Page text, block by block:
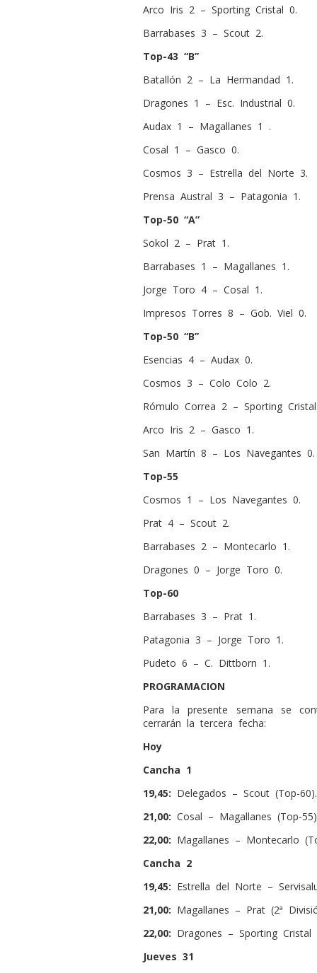
Arco Iris 2 – Sporting Cristal 0.
Barrabases 3 – Scout 2.
Top-43 “B”
Batallón 2 – La Hermandad 1.
Dragones 1 – Esc. Industrial 0.
Audax 1 – Magallanes 1 .
Cosal 1 – Gasco 0.
Cosmos 3 – Estrella del Norte 3.
Prensa Austral 3 – Patagonia 1.
Top-50 “A”
Sokol 2 – Prat 1.
Barrabases 1 – Magallanes 1.
Jorge Toro 4 – Cosal 1.
Impresos Torres 8 – Gob. Viel 0.
Top-50 “B”
Esencias 4 – Audax 0.
Cosmos 3 – Colo Colo 2.
Rómulo Correa 2 – Sporting
Arco Iris 2 – Gasco 1.
San Martín 8 – Los Navegantes 0.
Top-55
Cosmos 1 – Los Navegantes 0.
Prat 4 – Scout 2.
Barrabases 2 – Montecarlo 1.
Dragones 0 – Jorge Toro 0.
Top-60
Barrabases 3 – Prat 1.
Patagonia 3 – Jorge Toro 1.
Pudeto 6 – C. Dittborn 1.
PROGRAMACION
Para la presente semana se
cerrarán la tercera fecha:
Hoy
Cancha 1
19,45: Delegados – Scout (Top-60).
21,00: Cosal – Magallanes (Top-
22,00: Magallanes – Montecarlo
Cancha 2
19,45: Estrella del Norte –
21,00: Magallanes – Prat (2ª
22,00: Dragones – Sporting Cristal
Jueves 31